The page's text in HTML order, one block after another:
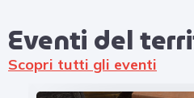
Eventi del
Scopri tutti gli eventi